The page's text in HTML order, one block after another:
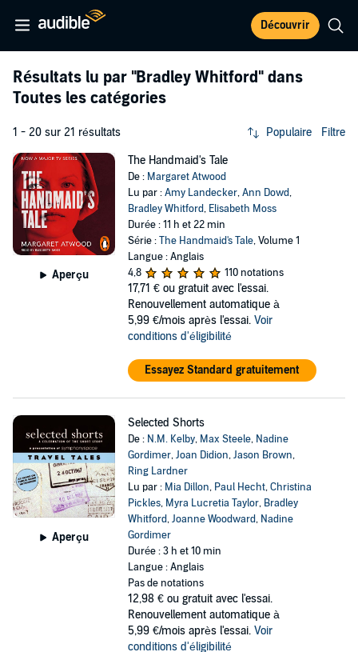
Découvrir
Résultats lu par "Bradley Whitford" dans
Toutes les catégories
1 - 20 sur 21 résultats Populaire Filtre
Aperçu
The Handmaid's Tale
De : Margaret Atwood
Lu par :Amy Landecker,Ann Dowd,
Bradley Whitford, Elisabeth Moss
Durée : 11 h et 22 min
Série :The Handmaid's Tale, Volume 1
Langue : Anglais
4,8
110 notations
17,71 € ou gratuit avec l'essai.
Renouvellement automatique à
5,99 €/mois après l'essai. Voir
conditions d'éligibilité
Essayez Standard gratuitement
Aperçu
Selected Shorts
De : N.M. Kelby, Max Steele, Nadine
Gordimer,Joan Didion,Jason Brown,
Ring Lardner
Lu par : Mia Dillon, Paul Hecht,Christina
Pickles, Myra Lucretia Taylor, Bradley
Whitford,Joanne Woodward, Nadine
Gordimer
Durée : 3 h et 10 min
Langue : Anglais
Pas de notations
12,98 € ou gratuit avec l'essai.
Renouvellement automatique à
5,99 €/mois après l'essai. Voir
conditions d'éligibilité